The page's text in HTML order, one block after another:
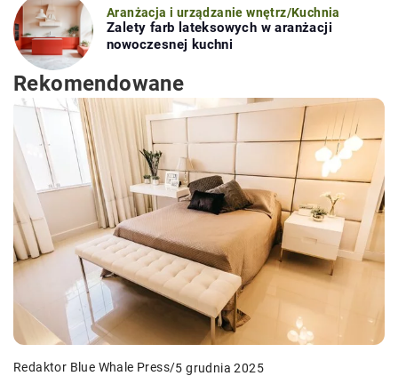
Aranżacja i urządzanie wnętrz/Kuchnia
Zalety farb lateksowych w aranżacji
nowoczesnej kuchni
Rekomendowane
Redaktor Blue Whale Press/5 grudnia 2025